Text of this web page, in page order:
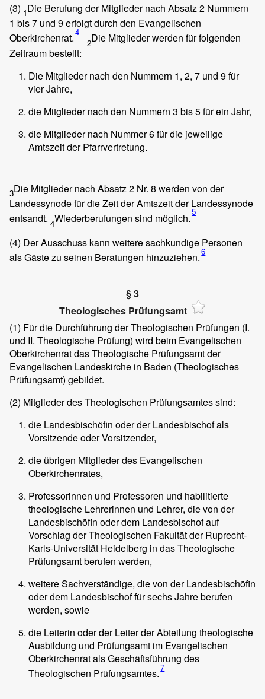
(3) 1Die Berufung der Mitglieder nach Absatz 2 Nummern
1 bis 7 und 9 erfolgt durch den Evangelischen
Oberkirchenrat.4
2Die Mitglieder werden für folgenden
Zeitraum bestellt:
Die Mitglieder nach den Nummern 1, 2, 7 und 9 für
vier Jahre,
die Mitglieder nach den Nummern 3 bis 5 für ein Jahr,
die Mitglieder nach Nummer 6 für die jeweilige
Amtszeit der Pfarrvertretung.
3Die Mitglieder nach Absatz 2 Nr. 8 werden von der
Landessynode für die Zeit der Amtszeit der Landessynode
entsandt. 4Wiederberufungen sind möglich.5
(4) Der Ausschuss kann weitere sachkundige Personen
als Gäste zu seinen Beratungen hinzuziehen.6
§ 3
Theologisches Prüfungsamt
(1) Für die Durchführung der Theologischen Prüfungen (I.
und II. Theologische Prüfung) wird beim Evangelischen
Oberkirchenrat das Theologische Prüfungsamt der
Evangelischen Landeskirche in Baden (Theologisches
Prüfungsamt) gebildet.
(2) Mitglieder des Theologischen Prüfungsamtes sind:
die Landesbischöfin oder der Landesbischof als
Vorsitzende oder Vorsitzender,
die übrigen Mitglieder des Evangelischen
Oberkirchenrates,
Professorinnen und Professoren und habilitierte
theologische Lehrerinnen und Lehrer, die von der
Landesbischöfin oder dem Landesbischof auf
Vorschlag der Theologischen Fakultät der Ruprecht-
Karls-Universität Heidelberg in das Theologische
Prüfungsamt berufen werden,
weitere Sachverständige, die von der Landesbischöfin
oder dem Landesbischof für sechs Jahre berufen
werden, sowie
die Leiterin oder der Leiter der Abteilung theologische
Ausbildung und Prüfungsamt im Evangelischen
Oberkirchenrat als Geschäftsführung des
Theologischen Prüfungsamtes.7